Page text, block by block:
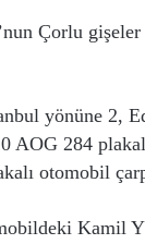
Çorlu
yönüne 2,
284
otomobil
Kamil